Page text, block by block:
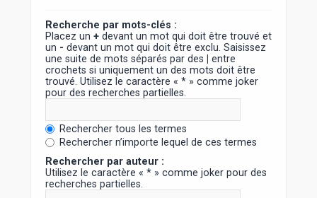
Recherche par mots-clés :
Placez un +devant un mot qui doit être trouvé et
un - devant un mot qui doit être exclu. Saisissez
une suite de mots séparés par des | entre
crochets si uniquement un des mots doit être
trouvé. Utilisez le caractère « * » comme joker
pour des recherches partielles.
Rechercher tous les termes
Rechercher n’importe lequel de ces termes
Rechercher par auteur :
Utilisez le caractère « * » comme joker pour des
recherches partielles.